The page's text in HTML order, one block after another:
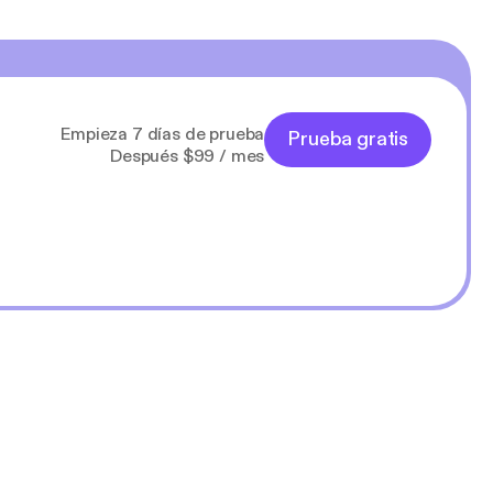
Empieza 7 días de prueba
Después $99 / mes
Prueba gratis